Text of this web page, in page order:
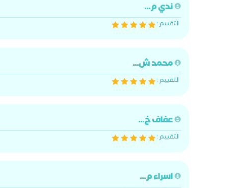
ندي م...
التقييم :
محمد ش...
التقييم :
عفاف خ...
التقييم :
اسراء م...